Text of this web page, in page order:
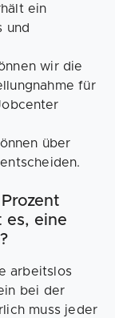
ein
und
wir die
für
über
eine
arbeitslos
bei der
muss jeder